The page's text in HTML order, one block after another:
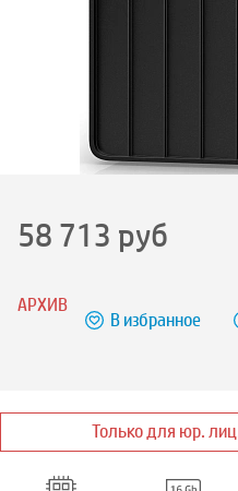
58 713 руб
АРХИВ
В избранное
Только для юр.